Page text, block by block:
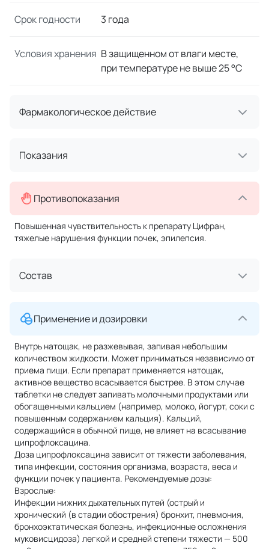
Срок годности 3 года
Условия хранения В защищенном от влаги месте,
при температуре не выше 25 °C
Фармакологическое действие
Показания
Противопоказания
Повышенная чувствительность к препарату Цифран,
тяжелые нарушения функции почек, эпилепсия.
Состав
Применение и дозировки
Внутрь натощак, не разжевывая, запивая небольшим
количеством жидкости. Может приниматься независимо от
приема пищи. Если препарат применяется натощак,
активное вещество всасывается быстрее. В этом случае
таблетки не следует запивать молочными продуктами или
обогащенными кальцием (например, молоко, йогурт, соки с
повышенным содержанием кальция). Кальций,
содержащийся в обычной пище, не влияет на всасывание
ципрофлоксацина.
Доза ципрофлоксацина зависит от тяжести заболевания,
типа инфекции, состояния организма, возраста, веса и
функции почек у пациента. Рекомендуемые дозы:
Взрослые:
Инфекции нижних дыхательных путей (острый и
хронический (в стадии обострения) бронхит, пневмония,
бронхоэктатическая болезнь, инфекционные осложнения
муковисцидоза) легкой и средней степени тяжести — 500